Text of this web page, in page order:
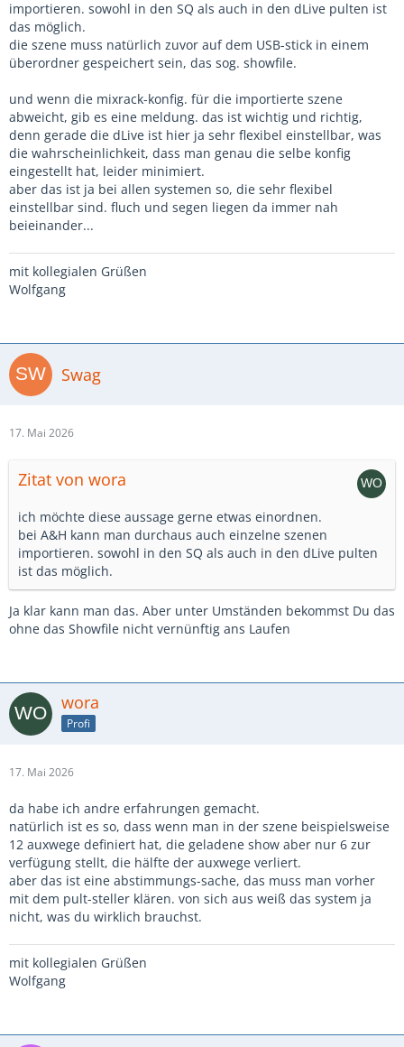
importieren. sowohl in den SQ als auch in den dLive pulten ist
das möglich.
die szene muss natürlich zuvor auf dem USB-stick in einem
überordner gespeichert sein, das sog. showfile.
und wenn die mixrack-konfig. für die importierte szene
abweicht, gib es eine meldung. das ist wichtig und richtig,
denn gerade die dLive ist hier ja sehr flexibel einstellbar, was
die wahrscheinlichkeit, dass man genau die selbe konfig
eingestellt hat, leider minimiert.
aber das ist ja bei allen systemen so, die sehr flexibel
einstellbar sind. fluch und segen liegen da immer nah
beieinander...
mit kollegialen Grüßen
Wolfgang
Swag
17. Mai 2026
Zitat von wora
ich möchte diese aussage gerne etwas einordnen.
bei A&H kann man durchaus auch einzelne szenen
importieren. sowohl in den SQ als auch in den dLive pulten
ist das möglich.
Ja klar kann man das. Aber unter Umständen bekommst Du das
ohne das Showfile nicht vernünftig ans Laufen
wora
Profi
17. Mai 2026
da habe ich andre erfahrungen gemacht.
natürlich ist es so, dass wenn man in der szene beispielsweise
12 auxwege definiert hat, die geladene show aber nur 6 zur
verfügung stellt, die hälfte der auxwege verliert.
aber das ist eine abstimmungs-sache, das muss man vorher
mit dem pult-steller klären. von sich aus weiß das system ja
nicht, was du wirklich brauchst.
mit kollegialen Grüßen
Wolfgang